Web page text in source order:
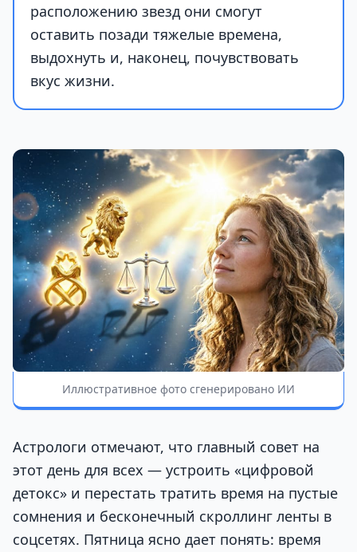
расположению звезд они смогут
оставить позади тяжелые времена,
выдохнуть и, наконец, почувствовать
вкус жизни.
Иллюстративное фото сгенерировано ИИ
Астрологи отмечают, что главный совет на
этот день для всех — устроить «цифровой
детокс» и перестать тратить время на пустые
сомнения и бесконечный скроллинг ленты в
соцсетях. Пятница ясно дает понять: время